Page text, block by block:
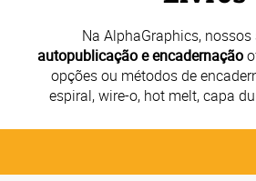
Na AlphaGraphics, nossos
autopublicação e encadernação
opções ou métodos de
espiral, wire-o, hot melt, capa